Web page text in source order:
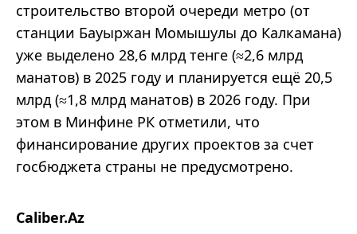
строительство второй очереди метро (от
станции Бауыржан Момышулы до Калкамана)
уже выделено 28,6 млрд тенге (≈2,6 млрд
манатов) в 2025 году и планируется ещё 20,5
млрд (≈1,8 млрд манатов) в 2026 году. При
этом в Минфине РК отметили, что
финансирование других проектов за счет
госбюджета страны не предусмотрено.
Caliber.Az